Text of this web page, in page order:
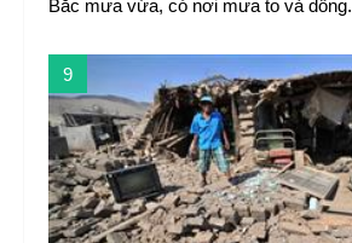
Bắc mưa vừa, có nơi mưa to và dông.
9